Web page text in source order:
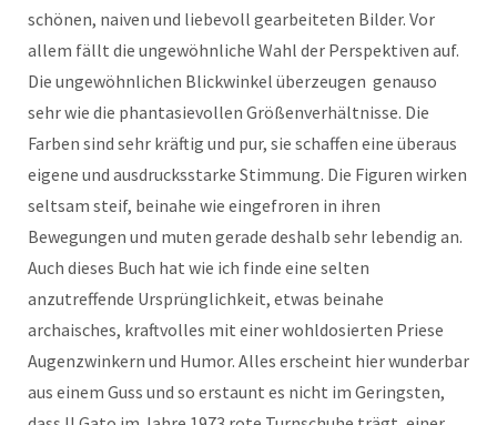
schönen, naiven und liebevoll gearbeiteten Bilder. Vor
allem fällt die ungewöhnliche Wahl der Perspektiven auf.
Die ungewöhnlichen Blickwinkel überzeugen genauso
sehr wie die phantasievollen Größenverhältnisse. Die
Farben sind sehr kräftig und pur, sie schaffen eine überaus
eigene und ausdrucksstarke Stimmung. Die Figuren wirken
seltsam steif, beinahe wie eingefroren in ihren
Bewegungen und muten gerade deshalb sehr lebendig an.
Auch dieses Buch hat wie ich finde eine selten
anzutreffende Ursprünglichkeit, etwas beinahe
archaisches, kraftvolles mit einer wohldosierten Priese
Augenzwinkern und Humor. Alles erscheint hier wunderbar
aus einem Guss und so erstaunt es nicht im Geringsten,